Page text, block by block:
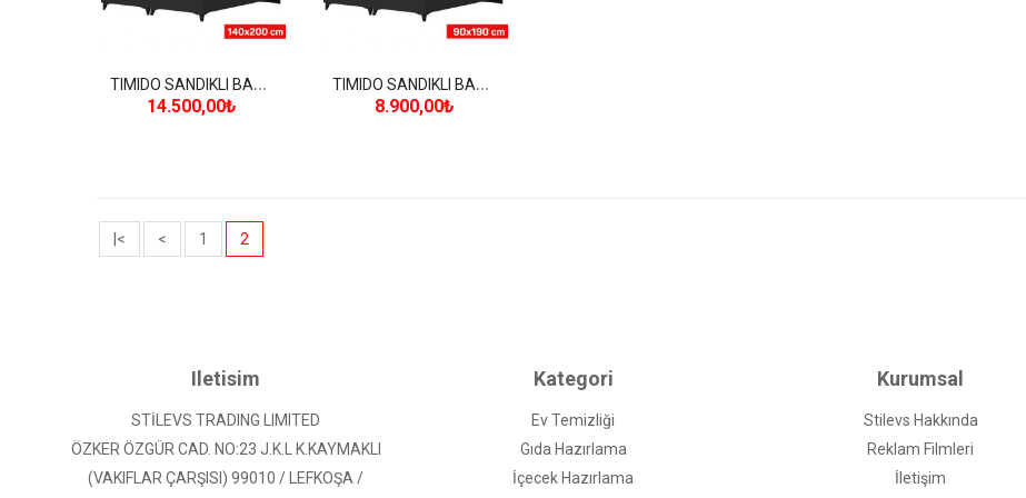
T
IMIDO SANDIKLI BAZA (140*200 cm)
14.500,00₺
T
IMIDO SANDIKLI BAZA (90*190 cm)
8.900,00₺
|< < 1 2
Iletisim
STİLEVS TRADING LIMITED
ÖZKER ÖZGÜR CAD. NO:23 J.K.L K.KAYMAKLI
(VAKIFLAR ÇARŞISI) 99010 / LEFKOŞA /
Kategori
Ev Temizliği
Gıda Hazırlama
İçecek Hazırlama
Kurumsal
Stilevs Hakkında
Reklam Filmleri
İletişim